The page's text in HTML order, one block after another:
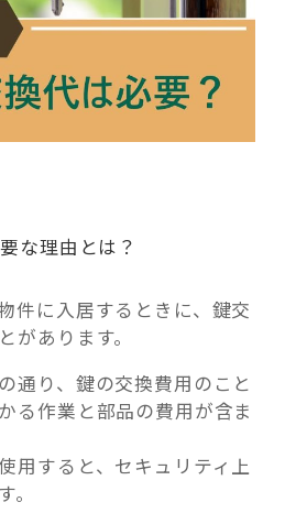
な理由とは？
件に入居するときに、鍵交
があります。
通り、鍵の交換費用のこと
る作業と部品の費用が含ま
用すると、セキュリティ上